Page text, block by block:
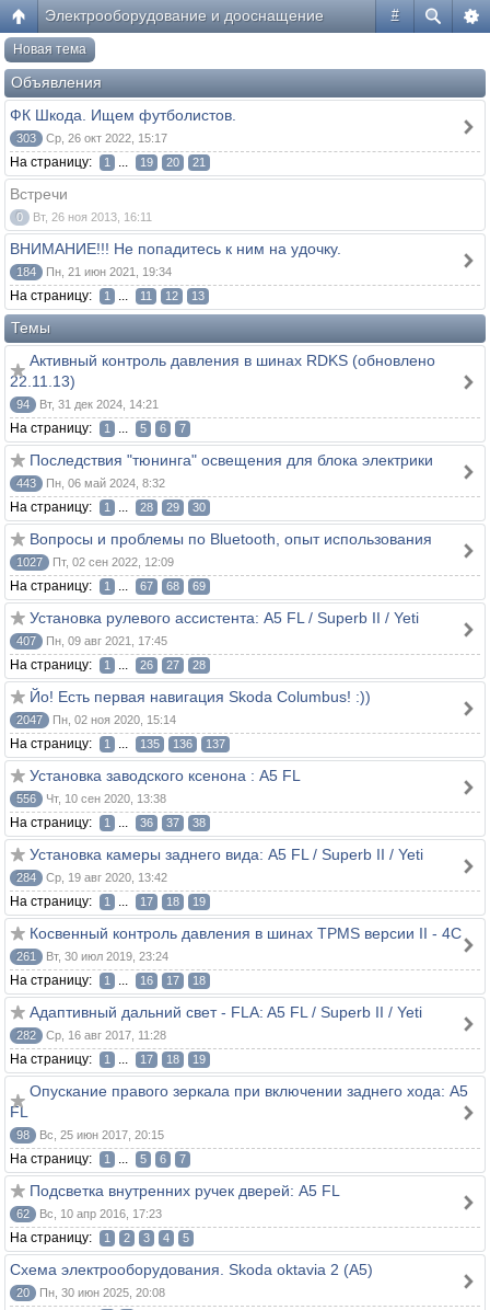
#
Электрооборудование и дооснащение
Новая тема
Объявления
ФК Шкода. Ищем футболистов.
303 Ср, 26 окт 2022, 15:17
На страницу: 1 ... 19 20 21
Встречи
0 Вт, 26 ноя 2013, 16:11
ВНИМАНИЕ!!! Не попадитесь к ним на удочку.
184 Пн, 21 июн 2021, 19:34
На страницу: 1 ... 11 12 13
Темы
Активный контроль давления в шинах RDKS (обновлено
22.11.13)
94 Вт, 31 дек 2024, 14:21
На страницу: 1 ... 5 6 7
Последствия "тюнинга" освещения для блока электрики
443 Пн, 06 май 2024, 8:32
На страницу: 1 ... 28 29 30
Вопросы и проблемы по Bluetooth, опыт использования
1027 Пт, 02 сен 2022, 12:09
На страницу: 1 ... 67 68 69
Установка рулевого ассистента: A5 FL / Superb II / Yeti
407 Пн, 09 авг 2021, 17:45
На страницу: 1 ... 26 27 28
Йо! Есть первая навигация Skoda Columbus! :))
2047 Пн, 02 ноя 2020, 15:14
На страницу: 1 ... 135 136 137
Установка заводского ксенона : A5 FL
556 Чт, 10 сен 2020, 13:38
На страницу: 1 ... 36 37 38
Установка камеры заднего вида: A5 FL / Superb II / Yeti
284 Ср, 19 авг 2020, 13:42
На страницу: 1 ... 17 18 19
Косвенный контроль давления в шинах TPMS версии II - 4C
261 Вт, 30 июл 2019, 23:24
На страницу: 1 ... 16 17 18
Адаптивный дальний свет - FLA: A5 FL / Superb II / Yeti
282 Ср, 16 авг 2017, 11:28
На страницу: 1 ... 17 18 19
Опускание правого зеркала при включении заднего хода: A5
FL
98 Вс, 25 июн 2017, 20:15
На страницу: 1 ... 5 6 7
Подсветка внутренних ручек дверей: A5 FL
62 Вс, 10 апр 2016, 17:23
На страницу: 1 2 3 4 5
Схема электрооборудования. Skoda oktavia 2 (A5)
20 Пн, 30 июн 2025, 20:08